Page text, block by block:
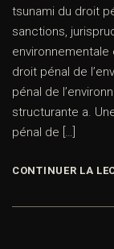
tsunami du droit
sanctions,
droit pénal de
pénal de
structurante a.
pénal de […]
CONTINUER LA